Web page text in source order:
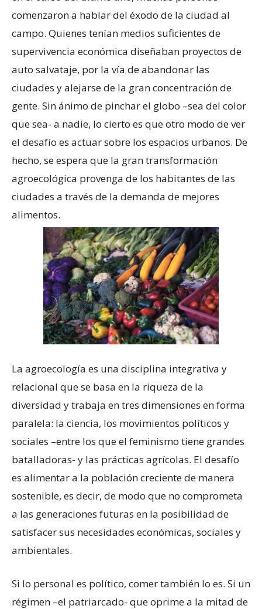
comenzaron a hablar del éxodo de la ciudad al
campo. Quienes tenían medios suficientes de
supervivencia económica diseñaban proyectos de
auto salvataje, por la vía de abandonar las
ciudades y alejarse de la gran concentración de
gente. Sin ánimo de pinchar el globo –sea del color
que sea- a nadie, lo cierto es que otro modo de ver
el desafío es actuar sobre los espacios urbanos. De
hecho, se espera que la gran transformación
agroecológica provenga de los habitantes de las
ciudades a través de la demanda de mejores
alimentos.
La agroecología es una disciplina integrativa y
relacional que se basa en la riqueza de la
diversidad y trabaja en tres dimensiones en forma
paralela: la ciencia, los movimientos políticos y
sociales –entre los que el feminismo tiene grandes
batalladoras- y las prácticas agrícolas. El desafío
es alimentar a la población creciente de manera
sostenible, es decir, de modo que no comprometa
a las generaciones futuras en la posibilidad de
satisfacer sus necesidades económicas, sociales y
ambientales.
Si lo personal es político, comer también lo es. Si un
régimen –el patriarcado- que oprime a la mitad de